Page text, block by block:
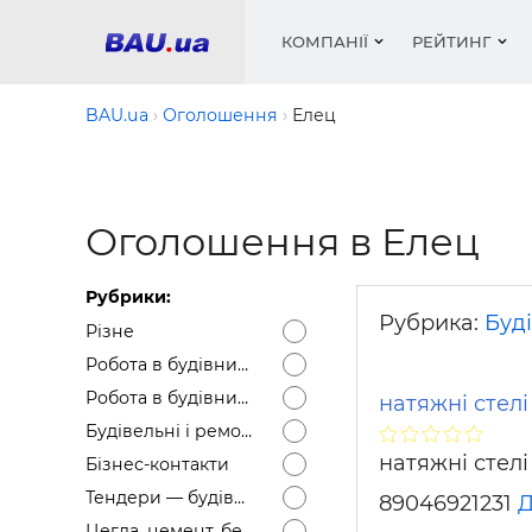
КОМПАНІЇ РЕЙТИНГ
Медіа
Вікна і
Сипучі
цемент
BAU.ua Оголошення Елец
Оголошення в Елец
Рубрики:
Різне
Робота в будівництві — Вакансії
Робота в будівництві — Резюме
Будівельні і ремонтні послуги
Бізнес-контакти
Тендери — будівельні
Рубрика:
натяжні
натяжні
89046921231